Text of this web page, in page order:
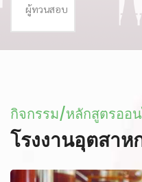
ผู้ทวนสอบ
กิจกรรม/หลักสูตรออ
โรงงานอุตสาห